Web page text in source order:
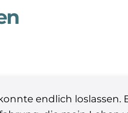
endlich loslassen.